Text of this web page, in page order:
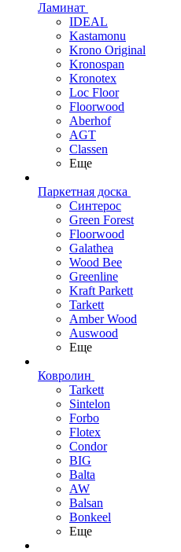
Ламинат
IDEAL
Kastamonu
Krono Original
Kronospan
Kronotex
Loc Floor
Floorwood
Aberhof
AGT
Classen
Еще
Паркетная доска
Синтерос
Green Forest
Floorwood
Galathea
Wood Bee
Greenline
Kraft Parkett
Tarkett
Amber Wood
Auswood
Еще
Ковролин
Tarkett
Sintelon
Forbo
Flotex
Condor
BIG
Balta
AW
Balsan
Bonkeel
Еще